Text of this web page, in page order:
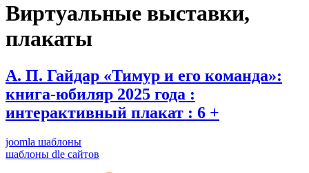
Виртуальные выставки,
плакаты
А. П. Гайдар «Тимур и его команда»:
книга-юбиляр 2025 года :
интерактивный плакат : 6 +
joomla шаблоны
шаблоны dle сайтов